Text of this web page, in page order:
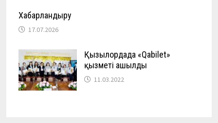
Хабарландыру
17.07.2026
Қызылордада «Qabilet»
қызметі ашылды
11.03.2022